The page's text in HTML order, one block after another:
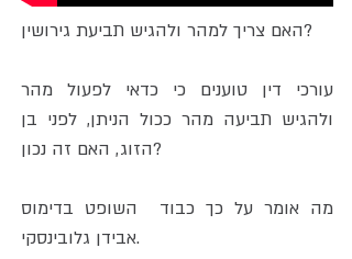
האם צריך למהר ולהגיש תביעת גירושין?
עורכי דין טוענים כי כדאי לפעול מהר
ולהגיש תביעה מהר ככול הניתן, לפני בן
הזוג, האם זה נכון?
מה אומר על כך כבוד השופט בדימוס
אבידן גלובינסקי.